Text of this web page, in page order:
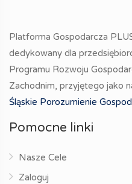
Platforma Gospodarcza
dedykowany dla
Programu Rozwoju
Zachodnim, przyjętego jako
Śląskie Porozumienie
Pomocne linki
Nasze Cele
Zaloguj